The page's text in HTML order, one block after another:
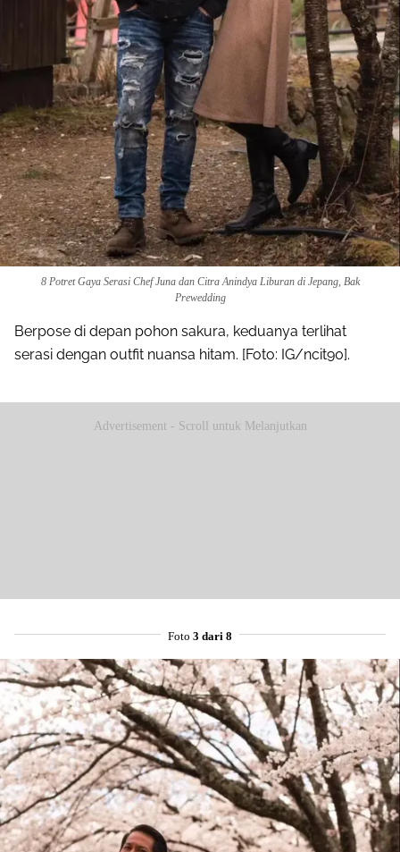
8 Potret Gaya Serasi Chef Juna dan Citra Anindya Liburan di Jepang, Bak
Prewedding
Berpose di depan pohon sakura, keduanya terlihat
serasi dengan outfit nuansa hitam. [Foto: IG/ncit90].
Advertisement - Scroll untuk Melanjutkan
Foto 3 dari 8